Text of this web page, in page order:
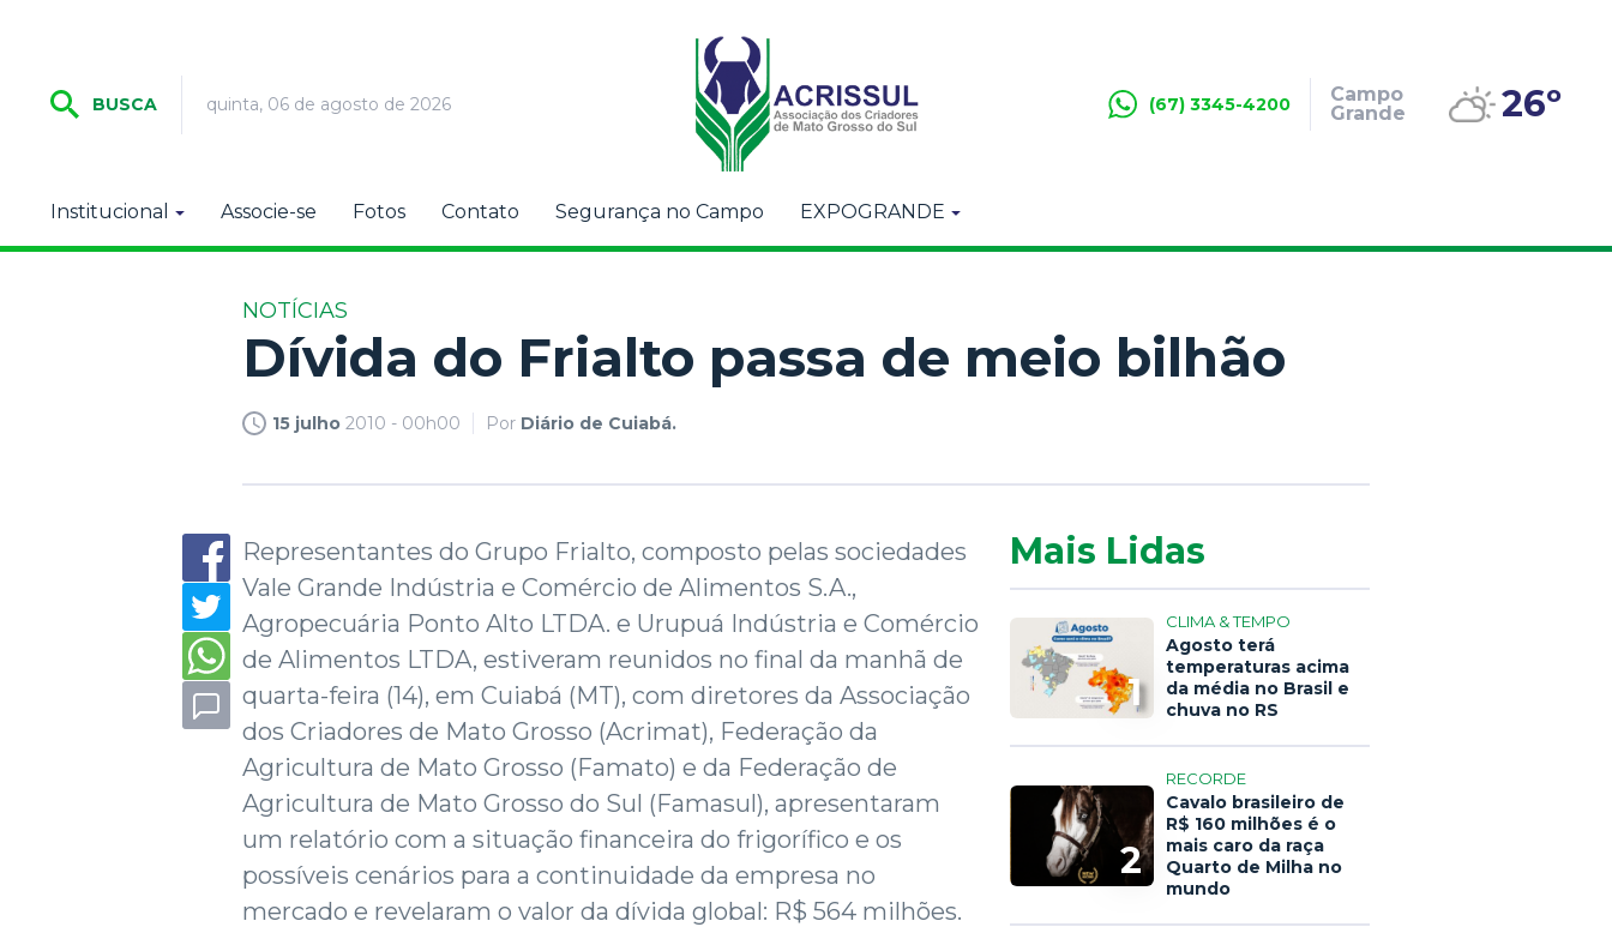
BUSCA quinta, 06 de agosto de 2026 (67) 3345-4200
Campo
Grande
26º
Institucional Associe-se Fotos Contato Segurança no Campo EXPOGRANDE
NOTÍCIAS
Dívida do Frialto passa de meio bilhão
15 julho 2010 - 00h00 Por Diário de Cuiabá.
Representantes do Grupo Frialto, composto pelas sociedades
Vale Grande Indústria e Comércio de Alimentos S.A.,
Agropecuária Ponto Alto LTDA. e Urupuá Indústria e Comércio
de Alimentos LTDA, estiveram reunidos no final da manhã de
quarta-feira (14), em Cuiabá (MT), com diretores da Associação
dos Criadores de Mato Grosso (Acrimat), Federação da
Agricultura de Mato Grosso (Famato) e da Federação de
Agricultura de Mato Grosso do Sul (Famasul), apresentaram
um relatório com a situação financeira do frigorífico e os
possíveis cenários para a continuidade da empresa no
mercado e revelaram o valor da dívida global: R$ 564 milhões.
Mais Lidas
1
CLIMA & TEMPO
Agosto terá
temperaturas acima
da média no Brasil e
chuva no RS
2
RECORDE
Cavalo brasileiro de
R$ 160 milhões é o
mais caro da raça
Quarto de Milha no
mundo